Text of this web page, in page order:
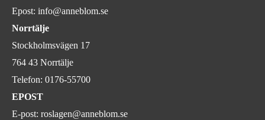
Epost: info@anneblom.se
Norrtälje
Stockholmsvägen 17
764 43 Norrtälje
Telefon: 0176-55700
EPOST
E-post: roslagen@anneblom.se